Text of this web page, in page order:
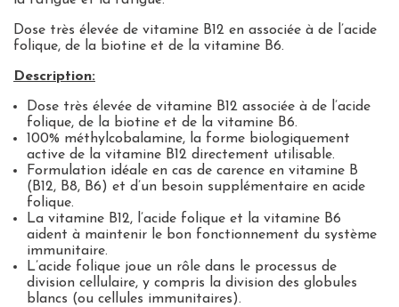
Dose très élevée de vitamine B12 en associée à de l’acide
folique, de la biotine et de la vitamine B6.
Description:
Dose très élevée de vitamine B12 associée à de l’acide
folique, de la biotine et de la vitamine B6.
100% méthylcobalamine, la forme biologiquement
active de la vitamine B12 directement utilisable.
Formulation idéale en cas de carence en vitamine B
(B12, B8, B6) et d’un besoin supplémentaire en acide
folique.
La vitamine B12, l’acide folique et la vitamine B6
aident à maintenir le bon fonctionnement du système
immunitaire.
L’acide folique joue un rôle dans le processus de
division cellulaire, y compris la division des globules
blancs (ou cellules immunitaires).